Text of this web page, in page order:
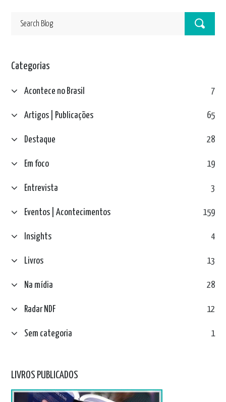
Categorias
Acontece no Brasil 7
Artigos | Publicações 65
Destaque 28
Em foco 19
Entrevista 3
Eventos | Acontecimentos 159
Insights 4
Livros 13
Na mídia 28
Radar NDF 12
Sem categoria 1
LIVROS PUBLICADOS